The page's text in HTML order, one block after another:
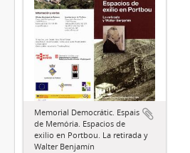
Memorial Democrátic. Espais
de Memória. Espacios de
exilio en Portbou. La retirada y
Walter Benjamín